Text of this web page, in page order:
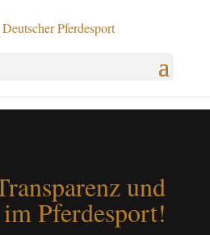
und
Pferdesport!